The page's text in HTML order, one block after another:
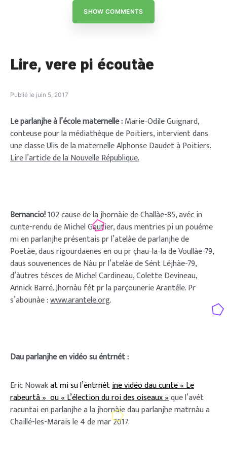
SHOW COMMENTS
Lire, vere pi écoutàe
Publié le juin 5, 2017
Le parlanjhe à l’école maternelle :Marie-Odile Guignard,
conteuse pour la médiathèque de Poitiers, intervient dans
une classe Ulis de la maternelle Alphonse Daudet à Poitiers.
Lire l’article de la Nouvelle République.
Bernancio!102 cause de la jhornàie de Challàe-85, avéc in
cunte-rendu de Michel Gautier, daus mentries pi un pouéme
mi en parlanjhe présentais pr l’atelàe de parlanjhe de
Poetàe, daus rigourdaenes en ou pr çhau-la-la de Voullàe-79,
daus souvenences de Nàu pr l’atelàe de Sént Léjhàe-79,
d’àutres tésces de Michel Cardineau, Colette Devineau,
Annick Barré. Jhornàu fét pr la parçounerie Arantéle. Pr
s’abounàe :www.arantele.org.
Dau parlanjhe en vidéo su éntrnét :
Eric Nowakat mi su l’éntrnétine vidéo dau cunte « Le
rabeurtâ » ou « L’élection du roi des oiseaux »que l’avét
racuntai en parlanjhe a la jhornàie dau parlanjhe matrnàu a
Chaillé-les-Marais le 4 de mar 2017.